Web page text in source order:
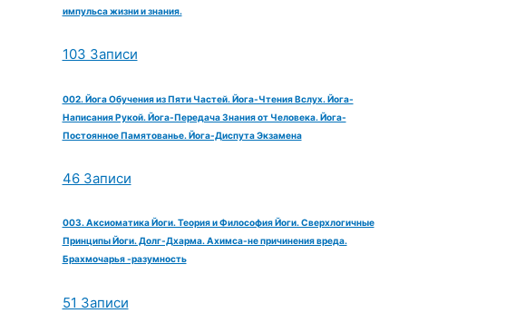
импульса жизни и знания.
103 Записи
002. Йога Обучения из Пяти Частей. Йога-Чтения Вслух. Йога-
Написания Рукой. Йога-Передача Знания от Человека. Йога-
Постоянное Памятованье. Йога-Диспута Экзамена
46 Записи
003. Аксиоматика Йоги. Теория и Философия Йоги. Сверхлогичные
Принципы Йоги. Долг-Дхарма. Ахимса-не причинения вреда.
Брахмочарья -разумность
51 Записи